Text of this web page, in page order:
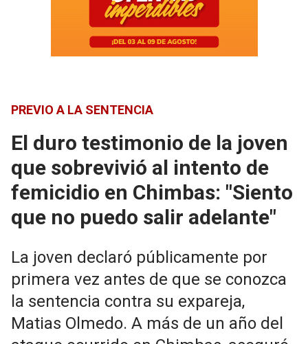
PREVIO A LA SENTENCIA
El duro testimonio de la joven
que sobrevivió al intento de
femicidio en Chimbas: "Siento
que no puedo salir adelante"
La joven declaró públicamente por
primera vez antes de que se conozca
la sentencia contra su expareja,
Matias Olmedo. A más de un año del